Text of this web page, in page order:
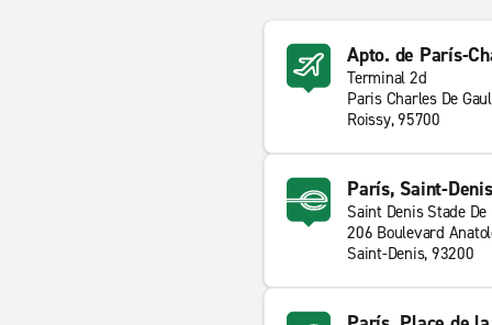
Apto. de París-
Terminal 2d
Paris Charles De
Roissy, 95700
París, Saint-Denis
Saint Denis Stade De
206 Boulevard
Saint-Denis, 93200